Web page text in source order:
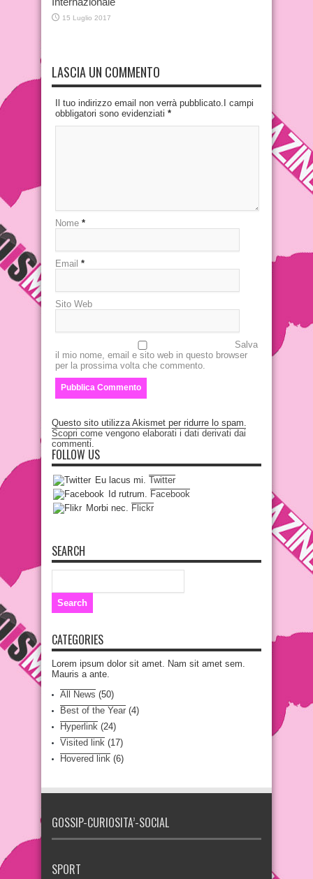
15 Luglio 2017
LASCIA UN COMMENTO
Il tuo indirizzo email non verrà pubblicato.I campi
obbligatori sono evidenziati *
Nome *
Email *
Sito Web
Salva
il mio nome, email e sito web in questo browser
per la prossima volta che commento.
Questo sito utilizza Akismet per ridurre lo spam.
Scopri come vengono elaborati i dati derivati dai
commenti
FOLLOW US
Eu lacus mi. Twitter
Id rutrum.
Facebook
Morbi nec.
Flickr
SEARCH
CATEGORIES
Lorem ipsum dolor sit amet. Nam sit amet sem.
Mauris a ante.
All News (50)
Best of the Year (4)
Hyperlink (24)
Visited link (17)
Hovered link (6)
GOSSIP-CURIOSITA’-SOCIAL
SPORT